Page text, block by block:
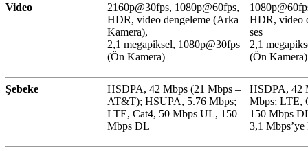
Video
2160p@30fps, 1080p@60fps,
HDR, video dengeleme (Arka
Kamera),
2,1 megapiksel, 1080p@30fps
(Ön Kamera)
HDR, video
ses
2,1
(Ön Kamera)
Şebeke
HSDPA, 42 Mbps (21 Mbps –
AT&T); HSUPA, 5.76 Mbps;
LTE, Cat4, 50 Mbps UL, 150
Mbps DL
HSDPA, 42
Mbps; LTE,
150 Mbps
3,1 Mbps’ye